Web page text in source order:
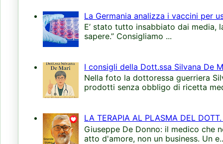
La Germania analizza i vaccini per
E’ stato tutto insabbiato dai media,
sapere.” Consigliamo ...
I consigli della Dott.ssa Silvana De
Nella foto la dottoressa guerriera
prodotti senza obbligo di ricetta
LA TERAPIA AL PLASMA DEL
Giuseppe De Donno: il medico che
atto d'amore, non un business. Un